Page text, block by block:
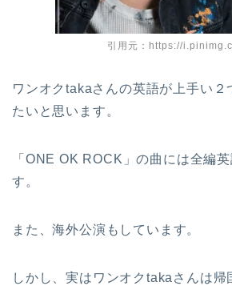
引用元：https://
ワンオクtakaさんの英語が上手い２
たいと思います。
「ONE OK ROCK」の曲には全編
す。
また、海外公演もしています。
しかし、実はワンオクtakaさんは帰